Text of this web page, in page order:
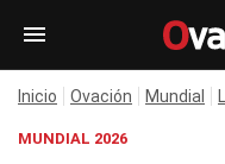
Inicio Ovación Mundial
MUNDIAL 2026